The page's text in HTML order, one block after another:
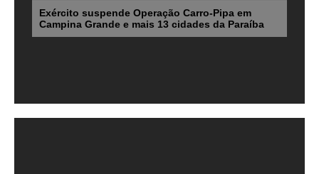
Exército suspende Operação Carro-Pipa em
Campina Grande e mais 13 cidades da Paraíba